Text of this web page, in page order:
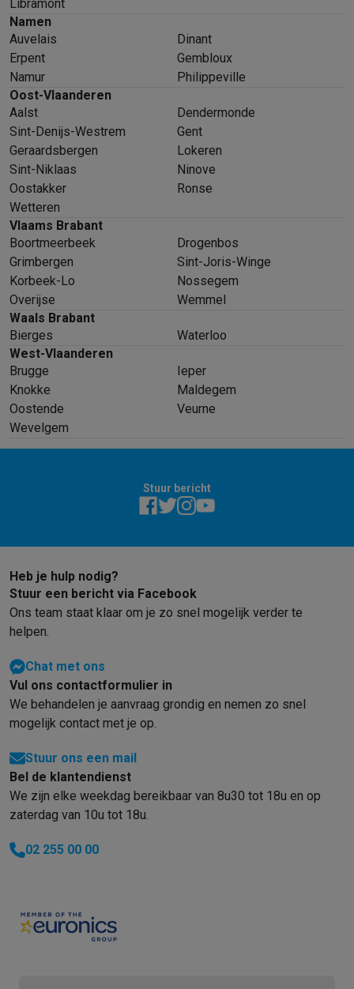
Libramont
Namen
Auvelais
Dinant
Erpent
Gembloux
Namur
Philippeville
Oost-Vlaanderen
Aalst
Dendermonde
Sint-Denijs-Westrem
Gent
Geraardsbergen
Lokeren
Sint-Niklaas
Ninove
Oostakker
Ronse
Wetteren
Vlaams Brabant
Boortmeerbeek
Drogenbos
Grimbergen
Sint-Joris-Winge
Korbeek-Lo
Nossegem
Overijse
Wemmel
Waals Brabant
Bierges
Waterloo
West-Vlaanderen
Brugge
Ieper
Knokke
Maldegem
Oostende
Veurne
Wevelgem
Stuur bericht
Heb je hulp nodig?
Stuur een bericht via Facebook
Ons team staat klaar om je zo snel mogelijk verder te
helpen.
Chat met ons
Vul ons contactformulier in
We behandelen je aanvraag grondig en nemen zo snel
mogelijk contact met je op.
Stuur ons een mail
Bel de klantendienst
We zijn elke weekdag bereikbaar van 8u30 tot 18u en op
zaterdag van 10u tot 18u.
02 255 00 00